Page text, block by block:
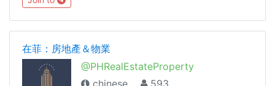
在菲：房地產＆物業
@PHRealEstateProperty